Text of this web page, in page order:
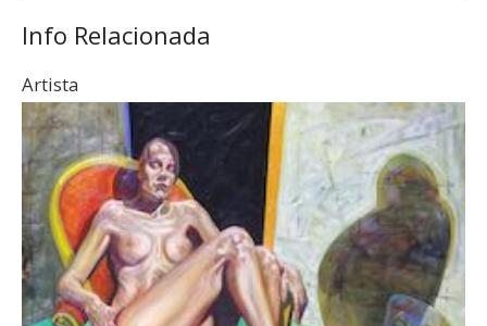
Info Relacionada
Artista